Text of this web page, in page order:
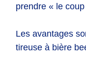
prendre « le coup
Les avantages
tireuse à bière